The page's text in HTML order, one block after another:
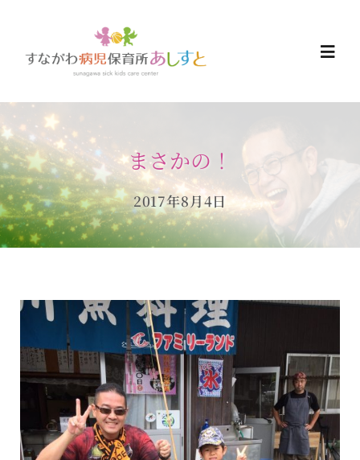
content
HOME
お知らせ
ご予約について
当日の過ごし方
保育所のご案内
ボヤキ100%
まさかの！
2017年8月4日